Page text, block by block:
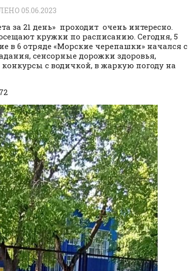
05.06.2023
за 21 день» проходит очень интересно.
кружки по расписанию. Сегодня, 5
в 6 отряде «Морские черепашки» начался с
сенсорные дорожки здоровья,
с водичкой, в жаркую погоду на